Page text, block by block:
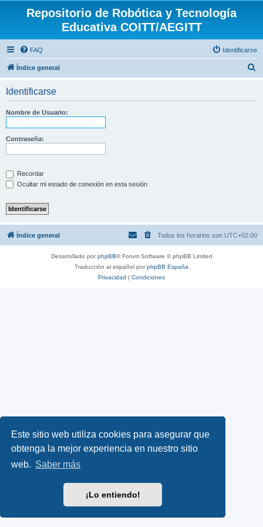
Este sitio web utiliza cookies para asegurar que
obtenga la mejor experiencia en nuestro sitio
web. Saber más
¡Lo entiendo!
Repositorio de Robótica y Tecnología
Educativa COITT/AEGITT
FAQ Identificarse
Índice general
Identificarse
Nombre de Usuario:
Contraseña:
Recordar
Ocultar mi estado de conexión en esta sesión
Índice general Todos los horarios son UTC+02:00
Desarrollado porphpBB® Forum Software © phpBB Limited
Traducción al español porphpBB España
Privacidad | Condiciones